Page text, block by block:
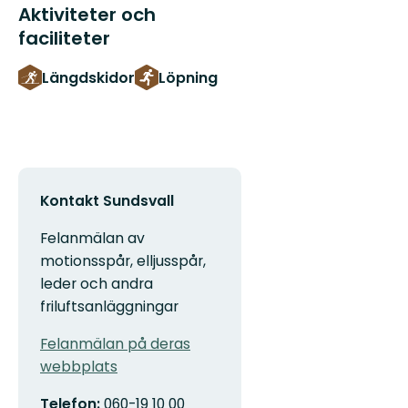
Aktiviteter och
faciliteter
Längdskidor Löpning
Kontakt Sundsvall
Felanmälan av
motionsspår, elljusspår,
leder och andra
friluftsanläggningar
Felanmälan på deras
webbplats